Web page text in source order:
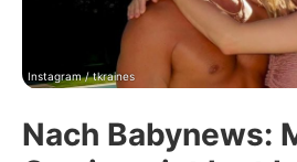
Familie &
Promiflash
Alle Themen auf
Instagram / tkraines
Nach Babynews: